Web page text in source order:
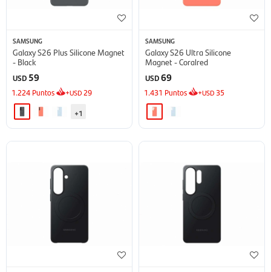
SAMSUNG
Galaxy S26 Plus Silicone Magnet
- Black
USD 59
1.224 Puntos +USD 29
+1
SAMSUNG
Galaxy S26 Ultra Silicone
Magnet - Coralred
USD69
1.431 Puntos +USD 35